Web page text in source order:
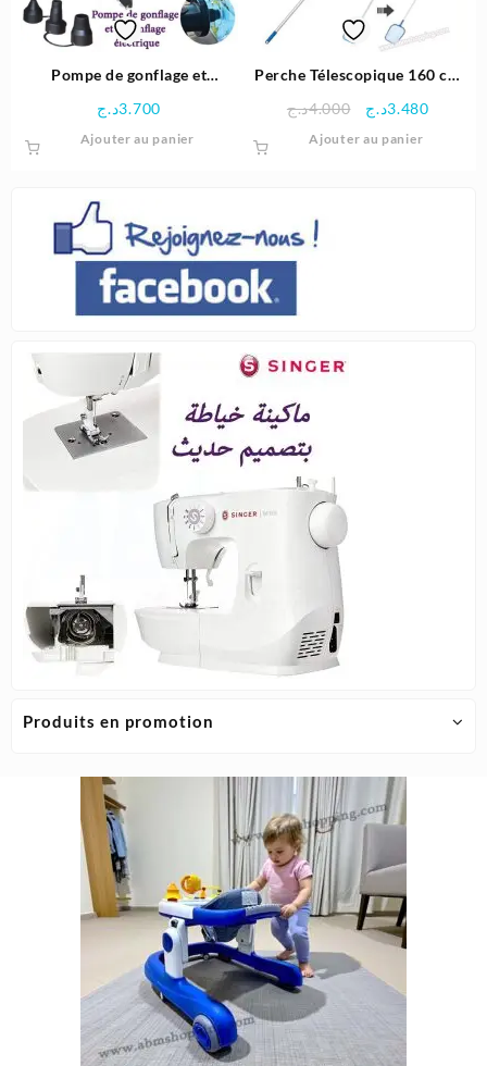
Produits en promotion
Pompe de gonflage et
STERMAY
3.700د.ج
Ajouter au panier
Perche Télescopique 160 cm
Bestway
4.000د.ج
Le
3.480د.ج
Le
Ajouter au panier